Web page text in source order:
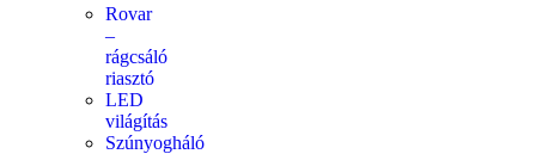
Rovar
–
rágcsáló
riasztó
LED
világítás
Szúnyogháló